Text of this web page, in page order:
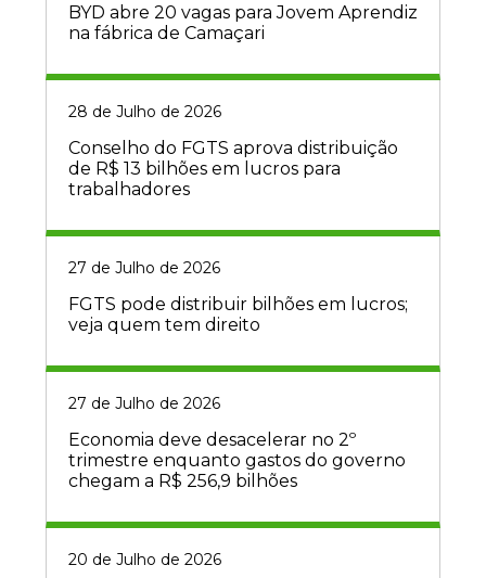
BYD abre 20 vagas para Jovem Aprendiz
na fábrica de Camaçari
28 de Julho de 2026
Conselho do FGTS aprova distribuição
de R$ 13 bilhões em lucros para
trabalhadores
27 de Julho de 2026
FGTS pode distribuir bilhões em lucros;
veja quem tem direito
27 de Julho de 2026
Economia deve desacelerar no 2º
trimestre enquanto gastos do governo
chegam a R$ 256,9 bilhões
20 de Julho de 2026